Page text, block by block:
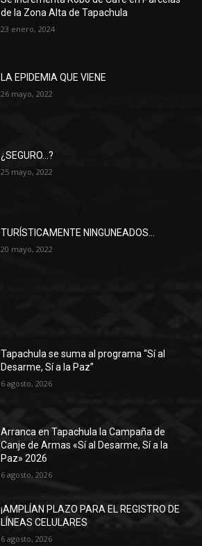
de la Zona Alta de Tapachula
23 enero, 2024
LA EPIDEMIA QUE VIENE
26 mayo, 2022
¿SEGURO…?
25 mayo, 2022
TURÍSTICAMENTE NINGUNEADOS…
20 mayo, 2022
Tapachula se suma al programa “Sí al
Desarme, Sí a la Paz”
6 agosto, 2026
Arranca en Tapachula la Campaña de
Canje de Armas «Sí al Desarme, Sí a la
Paz» 2026
6 agosto, 2026
¡AMPLÍAN PLAZO PARA EL REGISTRO DE
LÍNEAS CELULARES
6 agosto, 2026